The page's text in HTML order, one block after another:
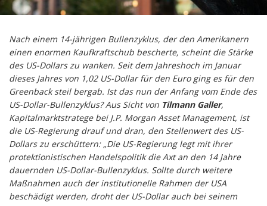
Nach einem 14-jährigen Bullenzyklus, der den Amerikanern
einen enormen Kaufkraftschub bescherte, scheint die Stärke
des US-Dollars zu wanken. Seit dem Jahreshoch im Januar
dieses Jahres von 1,02 US-Dollar für den Euro ging es für den
Greenback steil bergab. Ist das nun der Anfang vom Ende des
US-Dollar-Bullenzyklus? Aus Sicht von Tilmann Galler,
Kapitalmarktstratege bei J.P. Morgan Asset Management, ist
die US-Regierung drauf und dran, den Stellenwert des US-
Dollars zu erschüttern: „Die US-Regierung legt mit ihrer
protektionistischen Handelspolitik die Axt an den 14 Jahre
dauernden US-Dollar-Bullenzyklus. Sollte durch weitere
Maßnahmen auch der institutionelle Rahmen der USA
beschädigt werden, droht der US-Dollar auch bei seinem